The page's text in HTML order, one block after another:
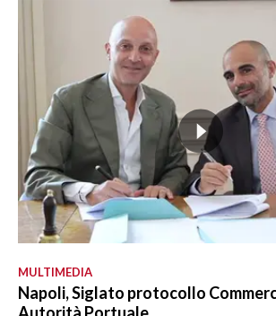
MULTIMEDIA
Napoli, Siglato protocollo